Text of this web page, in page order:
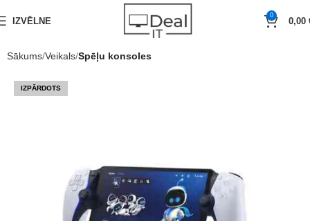
IZVĒLNE
0
0,00
Sākums Veikals Spēļu konsoles
IZPĀRDOTS